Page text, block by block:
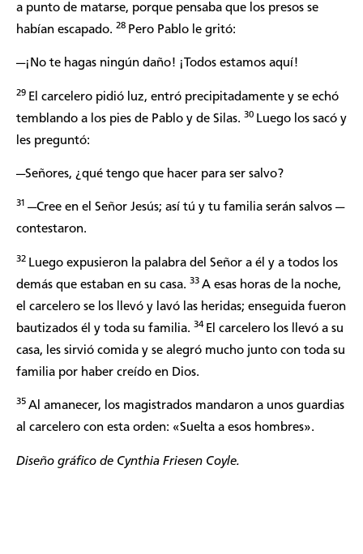
a punto de matarse, porque pensaba que los presos se
habían escapado. 28 Pero Pablo le gritó:
—¡No te hagas ningún daño! ¡Todos estamos aquí!
29 El carcelero pidió luz, entró precipitadamente y se echó
temblando a los pies de Pablo y de Silas. 30 Luego los sacó y
les preguntó:
—Señores, ¿qué tengo que hacer para ser salvo?
31 —Cree en el Señor Jesús; así tú y tu familia serán salvos —
contestaron.
32 Luego expusieron la palabra del Señor a él y a todos los
demás que estaban en su casa. 33 A esas horas de la noche,
el carcelero se los llevó y lavó las heridas; enseguida fueron
bautizados él y toda su familia. 34 El carcelero los llevó a su
casa, les sirvió comida y se alegró mucho junto con toda su
familia por haber creído en Dios.
35 Al amanecer, los magistrados mandaron a unos guardias
al carcelero con esta orden: «Suelta a esos hombres».
Diseño gráfico de Cynthia Friesen Coyle.